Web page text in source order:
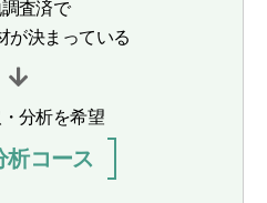
査済で
が決まっている
分析を希望
析コース